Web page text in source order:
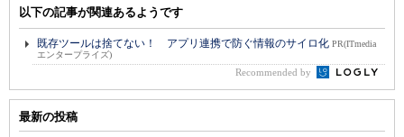
以下の記事が関連あるようです
既存ツールは捨てない！ アプリ連携で防ぐ情報のサイロ化 PR(ITmedia
エンタープライズ)
Recommended by
最新の投稿